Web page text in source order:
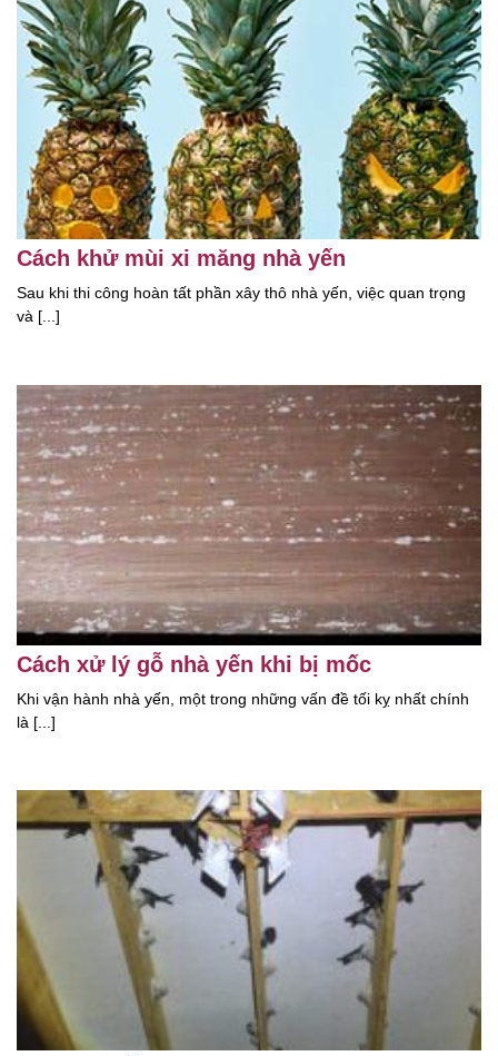
Cách khử mùi xi măng nhà yến
Sau khi thi công hoàn tất phần xây thô nhà yến, việc quan trọng
và [...]
Cách xử lý gỗ nhà yến khi bị mốc
Khi vận hành nhà yến, một trong những vấn đề tối kỵ nhất chính
là [...]